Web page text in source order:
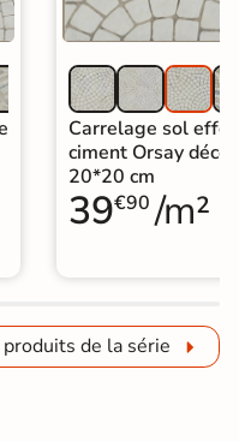
Carrelage sol
ciment Orsay
20*20 cm
39€90 /m²
de la série